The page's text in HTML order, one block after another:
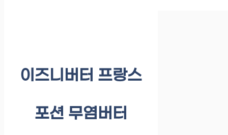
이즈니버터 프랑스
포션 무염버터